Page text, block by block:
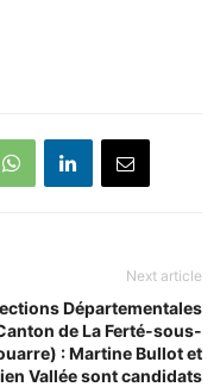
Next article
Départementales
de La Ferté-sous-
: Martine Bullot et
Vallée sont candidats